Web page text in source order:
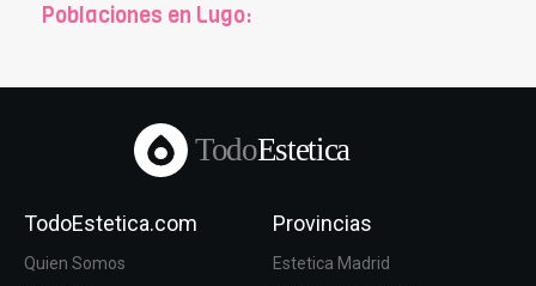
Poblaciones en Lugo:
TodoEstetica
TodoEstetica.com
Quien Somos
Provincias
Estetica Madrid